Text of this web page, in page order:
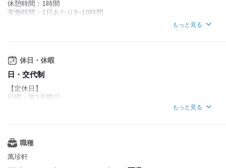
休憩時間：1時間
実働時間：1日あたり9~10時間
【営業時間】
平日…17:00～1:00
週末…17:00～1:30
≪無理なく働けるシフト制≫
連休も取得可能です
社長も含め、
皆で無料の美味しい
まかないを食べています。
もっと見る
休日・休暇
日・交代制
【定休日】
日曜・第3月曜日
→シフト制／月6～8日
→共に5日間のお休み
■有給休暇
もっと見る
職種
萬珍軒